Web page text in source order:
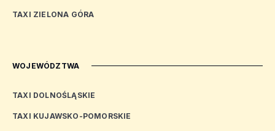
TAXI ZIELONA GÓRA
WOJEWÓDZTWA
TAXI DOLNOŚLĄSKIE
TAXI KUJAWSKO-POMORSKIE